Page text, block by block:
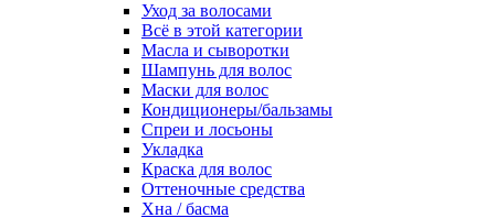
Уход за волосами
Всё в этой категории
Масла и сыворотки
Шампунь для волос
Маски для волос
Кондиционеры/бальзамы
Спреи и лосьоны
Укладка
Краска для волос
Оттеночные средства
Хна / басма